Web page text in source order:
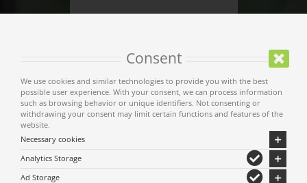
Consent
We use cookies and similar technologies to provide you with the best
possible user experience. With your consent, we can process information
such as browsing behavior or unique identifiers. Not consenting or
withdrawing your consent may limit certain functions and features of the
website.
Necessary cookies
Analytics Storage
Ad Storage